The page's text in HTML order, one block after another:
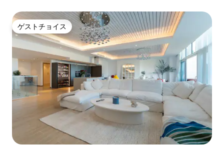
ゲストチョイス
ゲストチョイス